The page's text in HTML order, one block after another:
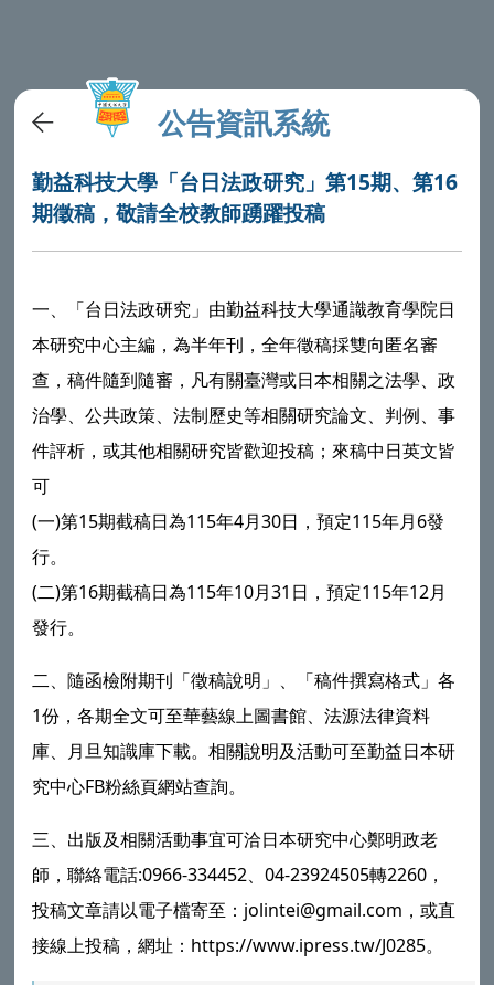
公告資訊系統
勤益科技大學「台日法政研究」第15期、第16
期徵稿，敬請全校教師踴躍投稿
一、「台日法政研究」由勤益科技大學通識教育學院日
本研究中心主編，為半年刊，全年徵稿採雙向匿名審
查，稿件隨到隨審，凡有關臺灣或日本相關之法學、政
治學、公共政策、法制歷史等相關研究論文、判例、事
件評析，或其他相關研究皆歡迎投稿；來稿中日英文皆
可
(一)第15期截稿日為115年4月30日，預定115年月6發
行。
(二)第16期截稿日為115年10月31日，預定115年12月
發行。
二、隨函檢附期刊「徵稿說明」、「稿件撰寫格式」各
1份，各期全文可至華藝線上圖書館、法源法律資料
庫、月旦知識庫下載。相關說明及活動可至勤益日本研
究中心FB粉絲頁網站查詢。
三、出版及相關活動事宜可洽日本研究中心鄭明政老
師，聯絡電話:0966-334452、04-23924505轉2260，
投稿文章請以電子檔寄至：jolintei@gmail.com，或直
接線上投稿，網址：https://www.ipress.tw/J0285。